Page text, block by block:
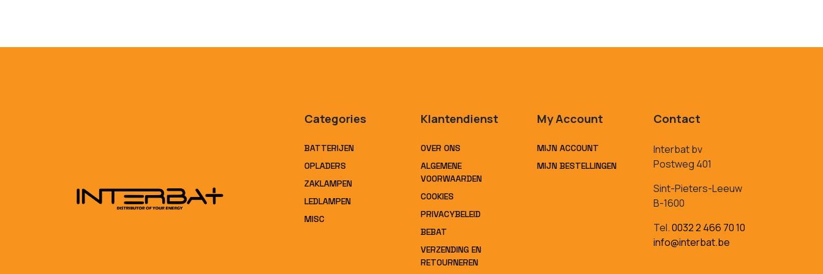
Categories
BATTERIJEN
OPLADERS
ZAKLAMPEN
LEDLAMPEN
MISC
Klantendienst
OVER ONS
ALGEMENE
VOORWAARDEN
COOKIES
PRIVACYBELEID
BEBAT
VERZENDING EN
RETOURNEREN
My Account
MIJN ACCOUNT
MIJN BESTELLINGEN
Contact
Interbat bv
Postweg 401
Sint-Pieters-Leeuw
B-1600
Tel.0032 2 466 70 10
info@interbat.be